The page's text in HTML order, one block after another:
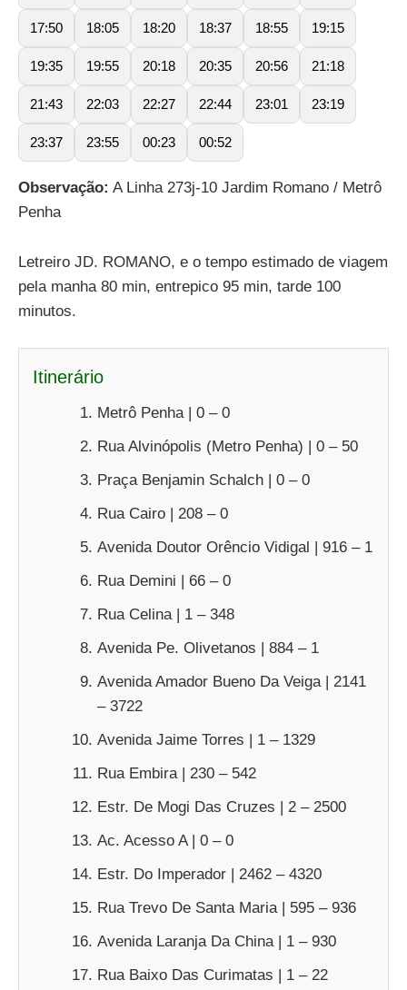
17:50 18:05 18:20 18:37 18:55 19:15
19:35 19:55 20:18 20:35 20:56 21:18
21:43 22:03 22:27 22:44 23:01 23:19
23:37 23:55 00:23 00:52
Observação: A Linha 273j-10 Jardim Romano / Metrô
Penha
Letreiro JD. ROMANO, e o tempo estimado de viagem
pela manha 80 min, entrepico 95 min, tarde 100
minutos.
Itinerário
Metrô Penha | 0 – 0
Rua Alvinópolis (Metro Penha) | 0 – 50
Praça Benjamin Schalch | 0 – 0
Rua Cairo | 208 – 0
Avenida Doutor Orêncio Vidigal | 916 – 1
Rua Demini | 66 – 0
Rua Celina | 1 – 348
Avenida Pe. Olivetanos | 884 – 1
Avenida Amador Bueno Da Veiga | 2141
– 3722
Avenida Jaime Torres | 1 – 1329
Rua Embira | 230 – 542
Estr. De Mogi Das Cruzes | 2 – 2500
Ac. Acesso A | 0 – 0
Estr. Do Imperador | 2462 – 4320
Rua Trevo De Santa Maria | 595 – 936
Avenida Laranja Da China | 1 – 930
Rua Baixo Das Curimatas | 1 – 22